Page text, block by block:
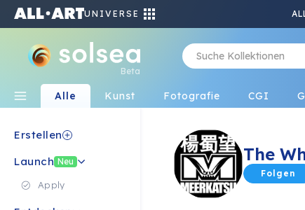
UNIVERSE
Beta
Alle Kunst Fotografie CGI
Erstellen
Launch Neu
Apply
The
Folgen